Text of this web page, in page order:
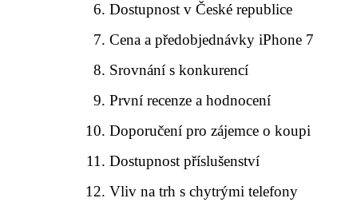
Dostupnost v České republice
Cena a předobjednávky iPhone 7
Srovnání s konkurencí
První recenze a hodnocení
Doporučení pro zájemce o koupi
Dostupnost příslušenství
Vliv na trh s chytrými telefony